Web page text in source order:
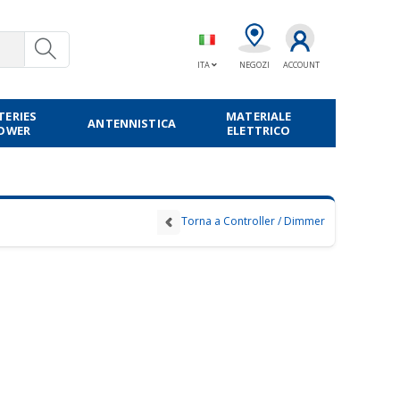
ITA NEGOZI ACCOUNT
ANTENNISTICA
MATERIALE
ELETTRICO
Torna a Controller / Dimmer